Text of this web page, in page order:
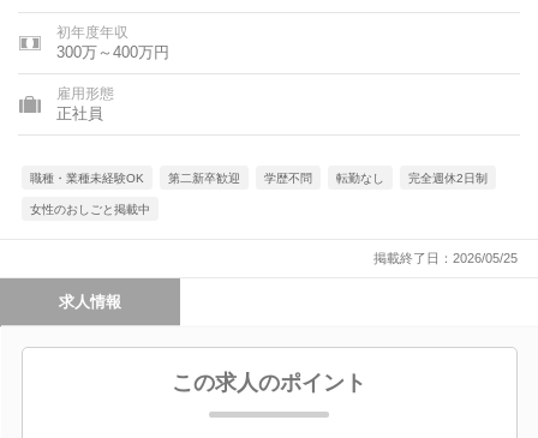
初年度年収
300万～400万円
雇用形態
正社員
職種・業種未経験OK 第二新卒歓迎 学歴不問 転勤なし 完全週休2日制
女性のおしごと掲載中
掲載終了日：2026/05/25
求人情報
この求人のポイント